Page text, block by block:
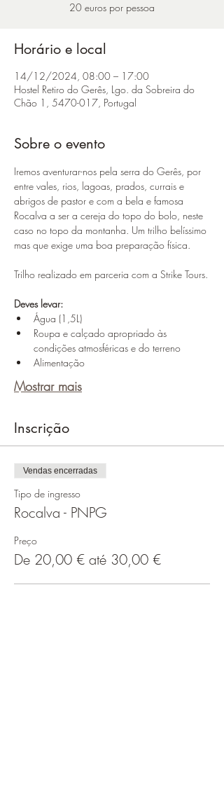
20 euros por pessoa
Horário e local
14/12/2024, 08:00 – 17:00
Hostel Retiro do Gerês, Lgo. da Sobreira do
Chão 1, 5470-017, Portugal
Sobre o evento
Iremos aventurar-nos pela serra do Gerês, por
entre vales, rios, lagoas, prados, currais e
abrigos de pastor e com a bela e famosa
Rocalva a ser a cereja do topo do bolo, neste
caso no topo da montanha. Um trilho belíssimo
mas que exige uma boa preparação física.
​Trilho realizado em parceria com a Strike Tours.
Deves levar:
Água (1,5L)
Roupa e calçado apropriado às
condições atmosféricas e do terreno
Alimentação
Mostrar mais
Inscrição
Vendas encerradas
Tipo de ingresso
Rocalva - PNPG
Preço
De 20,00 € até 30,00 €